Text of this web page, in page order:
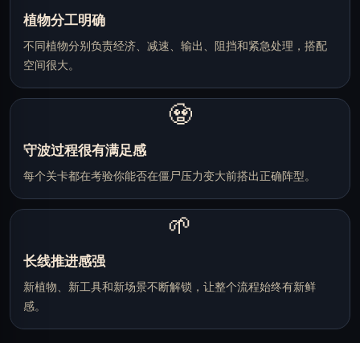
植物分工明确
不同植物分别负责经济、减速、输出、阻挡和紧急处理，搭配
空间很大。
🧟
守波过程很有满足感
每个关卡都在考验你能否在僵尸压力变大前搭出正确阵型。
🌱
长线推进感强
新植物、新工具和新场景不断解锁，让整个流程始终有新鲜
感。